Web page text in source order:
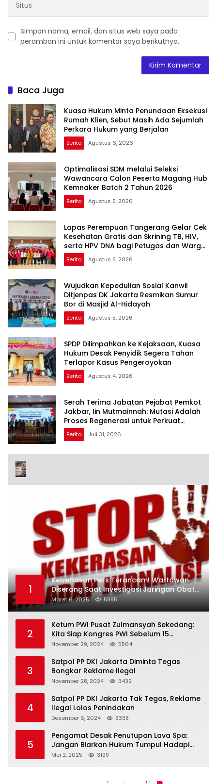
Simpan nama, email, dan situs web saya pada
peramban ini untuk komentar saya berikutnya.
Baca Juga
Kuasa Hukum Minta Penundaan Eksekusi
Rumah Klien, Sebut Masih Ada Sejumlah
Perkara Hukum yang Berjalan
Berita Agustus 6, 2026
Optimalisasi SDM melalui Seleksi
Wawancara Calon Peserta Magang Hub
Kemnaker Batch 2 Tahun 2026
Berita Agustus 5, 2026
Lapas Perempuan Tangerang Gelar Cek
Kesehatan Gratis dan Skrining TB, HIV,
serta HPV DNA bagi Petugas dan Warga
Binaan
Berita Agustus 5, 2026
Wujudkan Kepedulian Sosial Kanwil
Ditjenpas DK Jakarta Resmikan Sumur
Bor di Masjid Al-Hidayah
Berita Agustus 5, 2026
SPDP Dilimpahkan ke Kejaksaan, Kuasa
Hukum Desak Penyidik Segera Tahan
Terlapor Kasus Pengeroyokan
Berita Agustus 4, 2026
Serah Terima Jabatan Pejabat Pemkot
Jakbar, Iin Mutmainnah: Mutasi Adalah
Proses Regenerasi untuk Perkuat
Pelayanan Publik
Berita Juli 31, 2026
1
Kebebasan Pers Terancam! Wartawan
Diserang Saat Investigasi Jaringan Obat
Terlarang
Maret 6, 2025 5895
2
Ketum PWI Pusat Zulmansyah Sekedang:
Kita Siap Kongres PWI Sebelum 15
Desember 2024
November 29, 2024 5564
3
Satpol PP DKI Jakarta Diminta Tegas
Bongkar Reklame Ilegal
November 28, 2024 3432
4
Satpol PP DKI Jakarta Tak Tegas, Reklame
Ilegal Lolos Penindakan
Desember 6, 2024 3338
5
Pengamat Desak Penutupan Lava Spa:
Jangan Biarkan Hukum Tumpul Hadapi
‘Spa Berkedok
Mei 2, 2025 3199